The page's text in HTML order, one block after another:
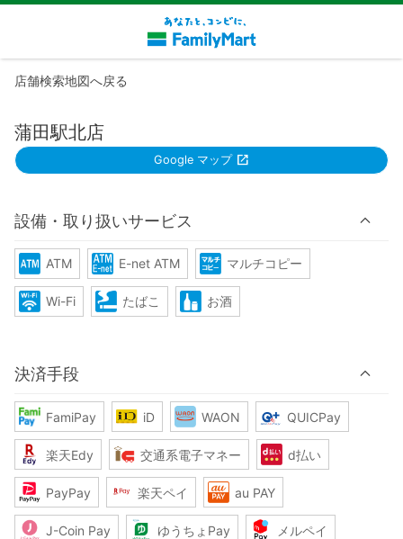
店舗検索地図へ戻る
蒲田駅北店
Google マップ
設備・取り扱いサービス
ATM E-net ATM マルチコピー
Wi-Fi たばこ お酒
決済手段
FamiPay iD WAON QUICPay
楽天Edy 交通系電子マネー d払い
PayPay 楽天ペイ au PAY
J-Coin Pay ゆうちょPay メルペイ